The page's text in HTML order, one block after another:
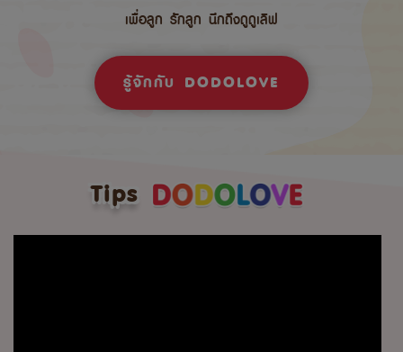
เพื่อลูก รักลูก นึกถึงดูดูเลิฟ
รู้จักกับ DODOLOVE
Tips